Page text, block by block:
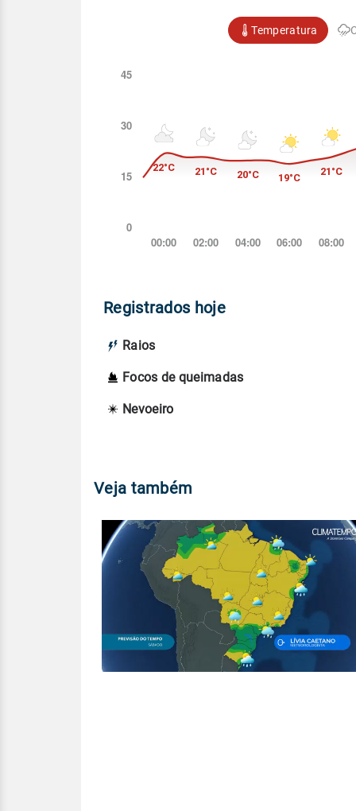
Temperatura
Registrados hoje
Raios
Focos de queimadas
Nevoeiro
Veja também